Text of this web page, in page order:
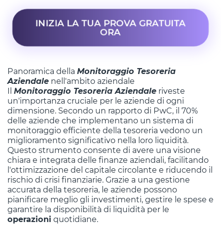
INIZIA LA TUA PROVA GRATUITA
ORA
Panoramica della Monitoraggio Tesoreria
Aziendale nell'ambito aziendale
Il Monitoraggio Tesoreria Aziendale riveste
un'importanza cruciale per le aziende di ogni
dimensione. Secondo un rapporto di PwC, il 70%
delle aziende che implementano un sistema di
monitoraggio efficiente della tesoreria vedono un
miglioramento significativo nella loro liquidità.
Questo strumento consente di avere una visione
chiara e integrata delle finanze aziendali, facilitando
l'ottimizzazione del capitale circolante e riducendo il
rischio di crisi finanziarie. Grazie a una gestione
accurata della tesoreria, le aziende possono
pianificare meglio gli investimenti, gestire le spese e
garantire la disponibilità di liquidità per le
operazioni quotidiane.